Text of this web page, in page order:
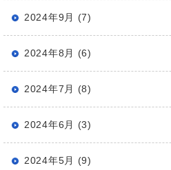
2024年9月 (7)
2024年8月 (6)
2024年7月 (8)
2024年6月 (3)
2024年5月 (9)